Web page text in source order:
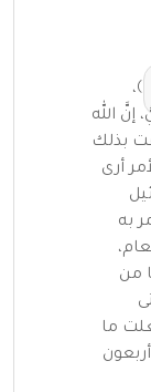
﴾،
إنَّ الله
بذلك
أرى
به
من
ما